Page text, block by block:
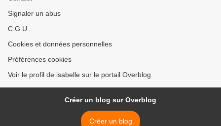
Signaler un abus
C.G.U.
Cookies et données personnelles
Préférences cookies
Voir le profil de isabelle sur le portail Overblog
Créer un blog sur Overblog
Créer un blog